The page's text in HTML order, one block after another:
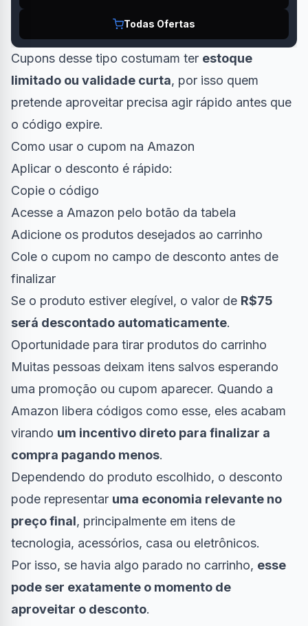
Todas Ofertas
Cupons desse tipo costumam ter estoque
limitado ou validade curta, por isso quem
pretende aproveitar precisa agir rápido antes que
o código expire.
Como usar o cupom na Amazon
Aplicar o desconto é rápido:
Copie o código
Acesse a Amazon pelo botão da tabela
Adicione os produtos desejados ao carrinho
Cole o cupom no campo de desconto antes de
finalizar
Se o produto estiver elegível, o valor de R$75
será descontado automaticamente.
Oportunidade para tirar produtos do carrinho
Muitas pessoas deixam itens salvos esperando
uma promoção ou cupom aparecer. Quando a
Amazon libera códigos como esse, eles acabam
virando um incentivo direto para finalizar a
compra pagando menos.
Dependendo do produto escolhido, o desconto
pode representar uma economia relevante no
preço final, principalmente em itens de
tecnologia, acessórios, casa ou eletrônicos.
Por isso, se havia algo parado no carrinho, esse
pode ser exatamente o momento de
aproveitar o desconto.